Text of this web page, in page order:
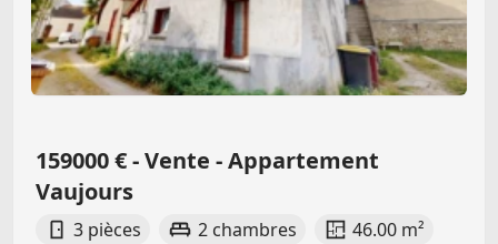
159000 € - Vente - Appartement
Vaujours
3 pièces 2 chambres
46.00 m²